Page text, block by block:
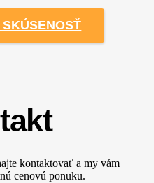
kontaktovať a my vám
cenovú ponuku.